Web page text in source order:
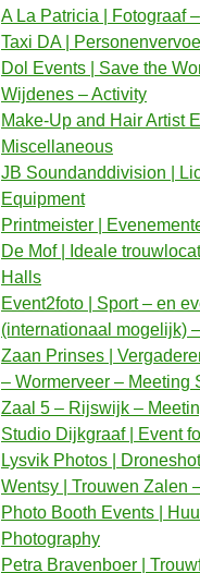
A La Patricia | Fotograaf
Taxi DA |
Dol Events | Save the
Wijdenes – Activity
Make-Up and Hair Artist
Miscellaneous
JB Soundanddivision |
Equipment
Printmeister |
De Mof | Ideale
Halls
Event2foto | Sport – en
(internationaal mogelijk)
Zaan Prinses |
– Wormerveer – Meeting
Zaal 5 – Rijswijk –
Studio Dijkgraaf | Event
Lysvik Photos |
Wentsy | Trouwen Zalen
Photo Booth Events |
Photography
Petra Bravenboer |